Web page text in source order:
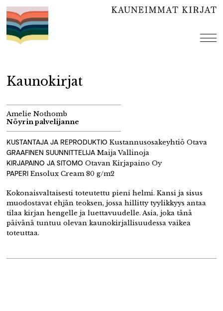
Hyppää
sisältöön
Kaunokirjat
Amelie Nothomb
Nöyrin palvelijanne
KUSTANTAJA JA REPRODUKTIO Kustannusosakeyhtiö Otava
GRAAFINEN SUUNNITTELIJA Maija Vallinoja
KIRJAPAINO JA SITOMO Otavan Kirjapaino Oy
PAPERI Ensolux Cream 80 g/m2
Kokonaisvaltaisesti toteutettu pieni helmi. Kansi ja sisus
muodostavat ehjän teoksen, jossa hillitty tyylikkyys antaa
tilaa kirjan hengelle ja luettavuudelle. Asia, joka tänä
päivänä tuntuu olevan kaunokirjallisuudessa vaikea
toteuttaa.